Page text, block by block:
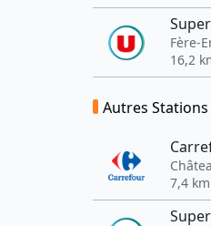
Fère-
16,2
Autres Stations
7,4 km